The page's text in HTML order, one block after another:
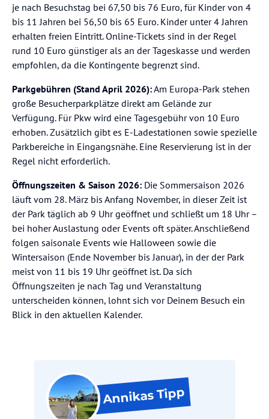
je nach Besuchstag bei 67,50 bis 76 Euro, für Kinder von 4
bis 11 Jahren bei 56,50 bis 65 Euro. Kinder unter 4 Jahren
erhalten freien Eintritt. Online-Tickets sind in der Regel
rund 10 Euro günstiger als an der Tageskasse und werden
empfohlen, da die Kontingente begrenzt sind.
Parkgebühren (Stand April 2026):Am Europa-Park stehen
große Besucherparkplätze direkt am Gelände zur
Verfügung. Für Pkw wird eine Tagesgebühr von 10 Euro
erhoben. Zusätzlich gibt es E-Ladestationen sowie spezielle
Parkbereiche in Eingangsnähe. Eine Reservierung ist in der
Regel nicht erforderlich.
Öffnungszeiten & Saison 2026: Die Sommersaison 2026
läuft vom 28. März bis Anfang November, in dieser Zeit ist
der Park täglich ab 9 Uhr geöffnet und schließt um 18 Uhr –
bei hoher Auslastung oder Events oft später. Anschließend
folgen saisonale Events wie Halloween sowie die
Wintersaison (Ende November bis Januar), in der der Park
meist von 11 bis 19 Uhr geöffnet ist. Da sich
Öffnungszeiten je nach Tag und Veranstaltung
unterscheiden können, lohnt sich vor Deinem Besuch ein
Blick in den aktuellen Kalender.
AnnikasTipp